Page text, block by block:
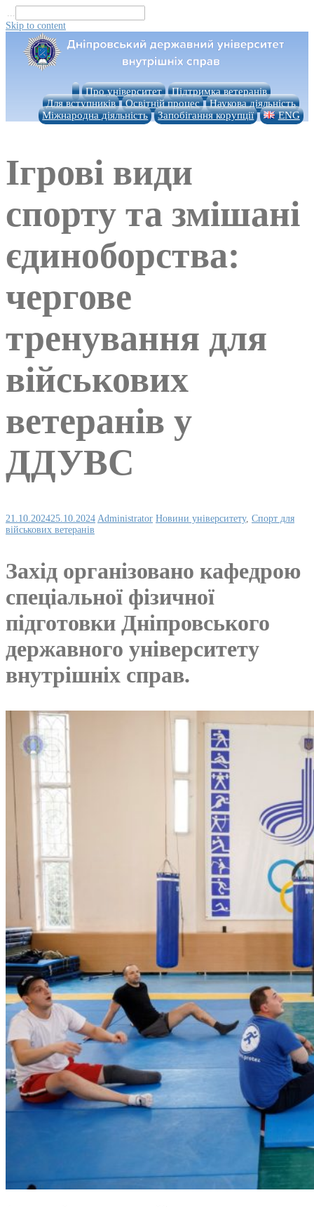
...
Skip to content
Про університет
Підтримка ветеранів
Для вступників
Освітній процес
Наукова діяльність
Міжнародна діяльність
Запобігання корупції ENG
Ігрові види
спорту та змішані
єдиноборства:
чергове
тренування для
військових
ветеранів у
ДДУВС
21.10.202425.10.2024 Administrator Новини університету, Спорт для
військових ветеранів
Захід організовано кафедрою
спеціальної фізичної
підготовки Дніпровського
державного університету
внутрішніх справ.